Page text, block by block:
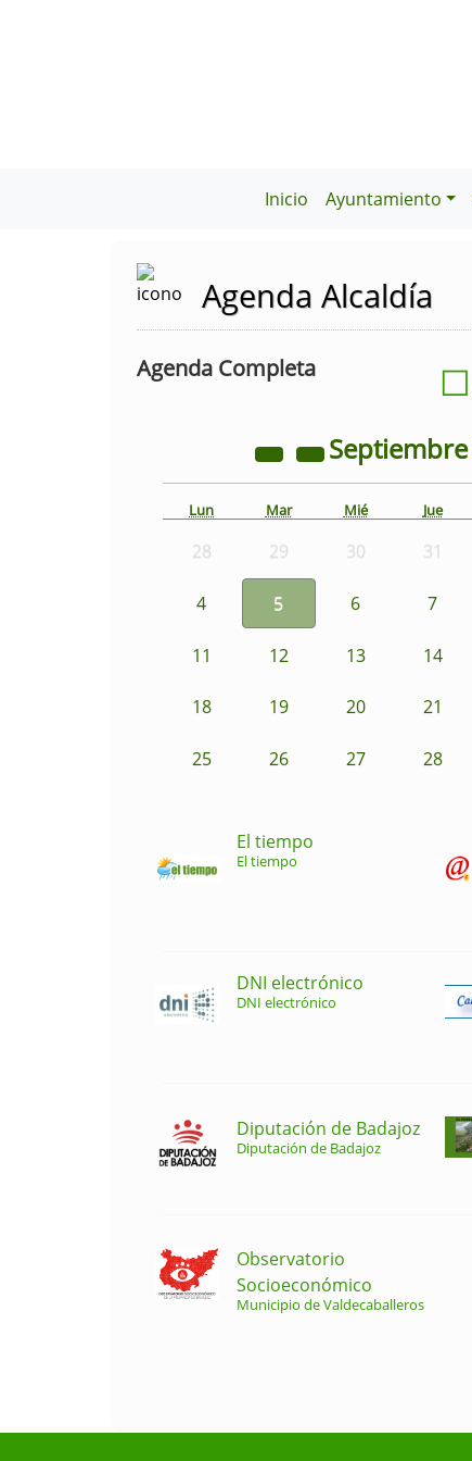
Inicio Ayuntamiento
Agenda Alcaldía
Agenda Completa ☐
Septiembre
Lun Mar Mié Jue
28 29 30 31
4 5 6 7
11 12 13 14
18 19 20 21
25 26 27 28
El tiempo
El tiempo
DNI electrónico
DNI electrónico
Diputación de Badajoz
Diputación de Badajoz
Observatorio
Socioeconómico
Municipio de Valdecaballeros